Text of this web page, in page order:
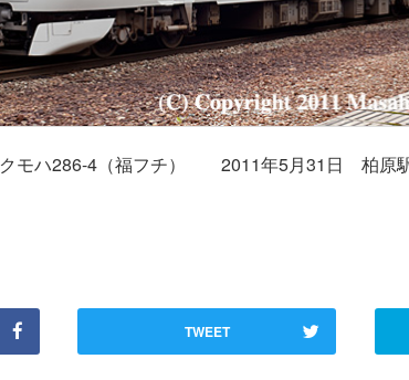
クモハ286-4（福フチ） 2011年5月31日 柏原
TWEET